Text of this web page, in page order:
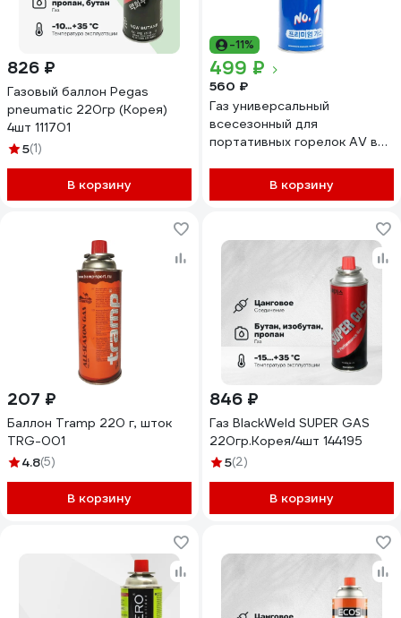
826 ₽
Газовый баллон Pegas
pneumatic 220гр (Корея)
4шт 111701
5(1)
В корзину
-11%
499 ₽
560 ₽
Газ универсальный
всесезонный для
портативных горелок AV в
В корзину
207 ₽
Баллон Tramp 220 г, шток
TRG-001
4.8(5)
В корзину
846 ₽
Газ BlackWeld SUPER GAS
220гр.Корея/4шт 144195
5(2)
В корзину